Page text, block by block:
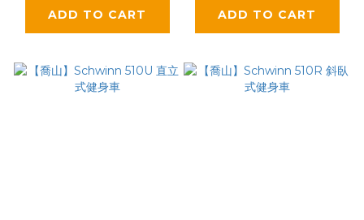
ADD TO CART ADD TO CART